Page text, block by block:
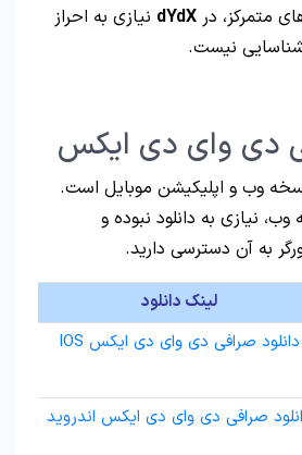
متمرکز، در dYdX نیازی به احراز
نیست.
دی وای دی ایکس
وب و اپلیکیشن موبایل است.
نیازی به دانلود نبوده و
به آن دسترسی دارید.
لینک دانلود
دانلود صرافی دی وای دی ایکس IOS
صرافی دی وای دی ایکس اندروید